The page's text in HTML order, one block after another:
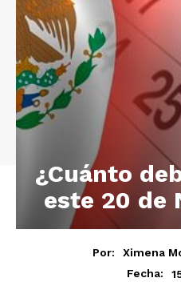
¿Cuánto
este 20 de
Por:
Ximena
Fecha: